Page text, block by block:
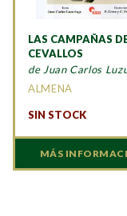
LAS CAMPAÑAS
CEVALLOS
de Juan Carlos
ALMENA
SIN STOCK
MÁS